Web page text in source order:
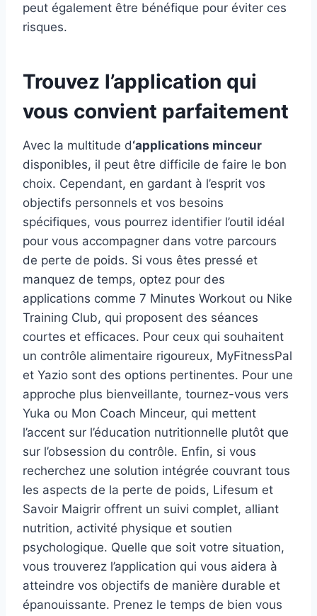
peut également être bénéfique pour éviter ces
risques.
Trouvez l’application qui
vous convient parfaitement
Avec la multitude d‘applications minceur
disponibles, il peut être difficile de faire le bon
choix. Cependant, en gardant à l’esprit vos
objectifs personnels et vos besoins
spécifiques, vous pourrez identifier l’outil idéal
pour vous accompagner dans votre parcours
de perte de poids. Si vous êtes pressé et
manquez de temps, optez pour des
applications comme 7 Minutes Workout ou Nike
Training Club, qui proposent des séances
courtes et efficaces. Pour ceux qui souhaitent
un contrôle alimentaire rigoureux, MyFitnessPal
et Yazio sont des options pertinentes. Pour une
approche plus bienveillante, tournez-vous vers
Yuka ou Mon Coach Minceur, qui mettent
l’accent sur l’éducation nutritionnelle plutôt que
sur l’obsession du contrôle. Enfin, si vous
recherchez une solution intégrée couvrant tous
les aspects de la perte de poids, Lifesum et
Savoir Maigrir offrent un suivi complet, alliant
nutrition, activité physique et soutien
psychologique. Quelle que soit votre situation,
vous trouverez l’application qui vous aidera à
atteindre vos objectifs de manière durable et
épanouissante. Prenez le temps de bien vous